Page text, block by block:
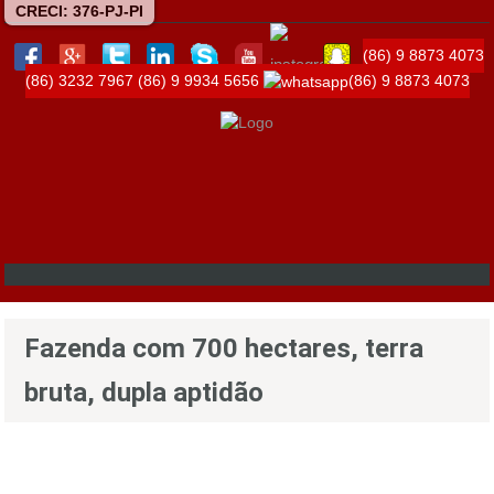
CRECI: 376-PJ-PI
(86) 9 8873 4073
(86) 3232 7967 (86) 9 9934 5656 (86) 9 8873 4073
Fazenda com 700 hectares, terra
bruta, dupla aptidão